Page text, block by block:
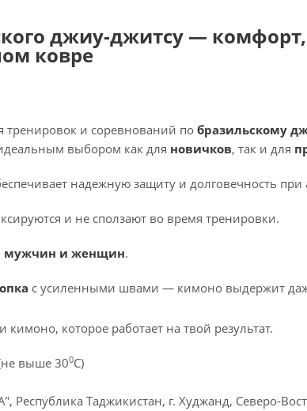
джиу-джитсу — комфорт,
ковре
тренировок и соревнований по бразильскому
выбором как для новичков, так и для
надежную защиту и долговечность
и не сползают во время тренировки.
мужчин и женщин.
с усиленными швами — кимоно выдержит
которое работает на твой результат.
выше 300С)
Республика Таджикистан, г. Худжанд, Северо-